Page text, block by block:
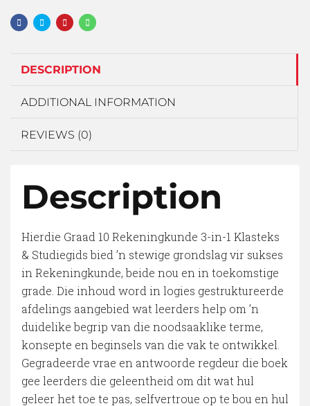
DESCRIPTION
ADDITIONAL INFORMATION
REVIEWS (0)
Description
Hierdie Graad 10 Rekeningkunde 3-in-1 Klasteks
& Studiegids bied ’n stewige grondslag vir sukses
in Rekeningkunde, beide nou en in toekomstige
grade. Die inhoud word in logies gestruktureerde
afdelings aangebied wat leerders help om ’n
duidelike begrip van die noodsaaklike terme,
konsepte en beginsels van die vak te ontwikkel.
Gegradeerde vrae en antwoorde regdeur die boek
gee leerders die geleentheid om dit wat hul
geleer het toe te pas, selfvertroue op te bou en hul